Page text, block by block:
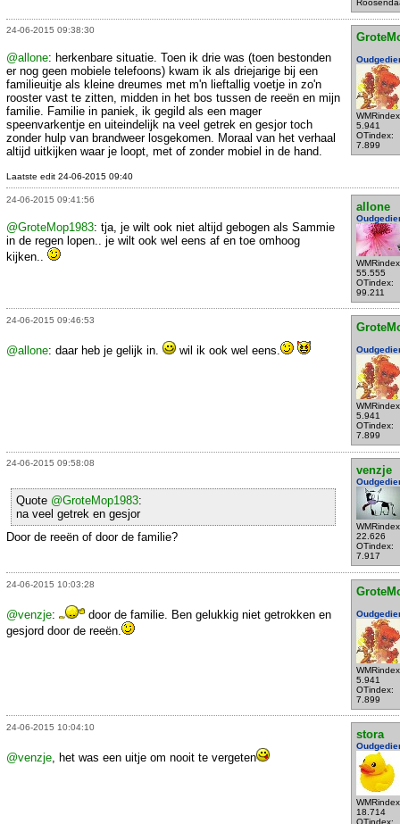
24-06-2015 09:38:30
5.941
OTindex:
7.899
@allone: herkenbare situatie. Toen ik drie was (toen bestonden
er nog geen mobiele telefoons) kwam ik als driejarige bij een
familieuitje als kleine dreumes met m'n lieftallig voetje in zo'n
rooster vast te zitten, midden in het bos tussen de reeën en mijn
familie. Familie in paniek, ik gegild als een mager
speenvarkentje en uiteindelijk na veel getrek en gesjor toch
zonder hulp van brandweer losgekomen. Moraal van het verhaal
altijd uitkijken waar je loopt, met of zonder mobiel in de hand.
Laatste edit 24-06-2015 09:40
24-06-2015 09:41:56
allone
55.555
OTindex:
99.211
@GroteMop1983: tja, je wilt ook niet altijd gebogen als Sammie
in de regen lopen.. je wilt ook wel eens af en toe omhoog
kijken..
24-06-2015 09:46:53
5.941
OTindex:
7.899
@allone: daar heb je gelijk in. wil ik ook wel eens.
24-06-2015 09:58:08
venzje
22.626
OTindex:
7.917
Quote @GroteMop1983:
na veel getrek en gesjor
Door de reeën of door de familie?
24-06-2015 10:03:28
5.941
OTindex:
7.899
@venzje:
door de familie. Ben gelukkig niet getrokken en
gesjord door de reeën.
24-06-2015 10:04:10
stora
18.714
OTindex:
@venzje , het was een uitje om nooit te vergeten